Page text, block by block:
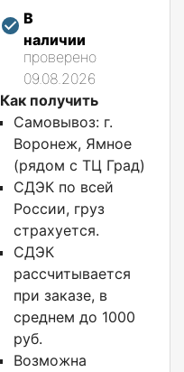
В
наличии
проверено
09.08.2026
Как получить
Самовывоз: г.
Воронеж, Ямное
(рядом с ТЦ Град)
СДЭК по всей
России, груз
страхуется.
СДЭК
рассчитывается
при заказе, в
среднем до 1000
руб.
Возможна